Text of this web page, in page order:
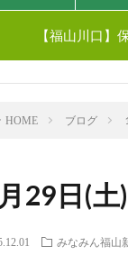
【福山川口】
HOME ブログ
29日(土
みなみん福山